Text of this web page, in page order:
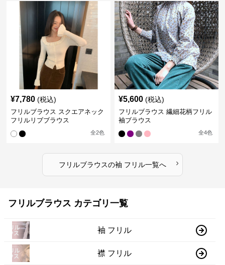
¥7,780 (税込)
フリルブラウス スクエアネック
フリルリブブラウス
全2色
¥5,600 (税込)
フリルブラウス 繊細花柄フリル
袖ブラウス
全4色
フリルブラウスの袖 フリル一覧へ ›
フリルブラウス カテゴリ一覧
袖 フリル
襟 フリル